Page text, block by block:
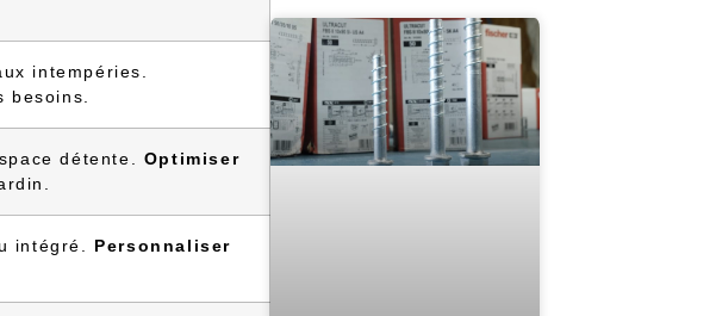
intempéries.
besoins.
détente. Optimiser
intégré. Personnaliser